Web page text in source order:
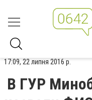
17:09, 22 липня 2016 р.
В ГУР